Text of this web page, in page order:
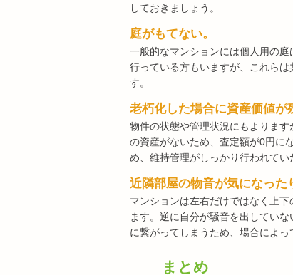
しておきましょう。
庭がもてない。
一般的なマンションには個人用の
行っている方もいますが、これら
す。
老朽化した場合に資産価値が
物件の状態や管理状況にもよりま
の資産がないため、査定額が0円に
め、維持管理がしっかり行われてい
近隣部屋の物音が気になった
マンションは左右だけではなく上
ます。逆に自分が騒音を出してい
に繋がってしまうため、場合によっ
まとめ